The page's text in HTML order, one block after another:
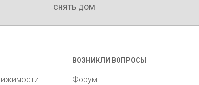
снять дом
ВОЗНИКЛИ ВОПРОСЫ
Форум